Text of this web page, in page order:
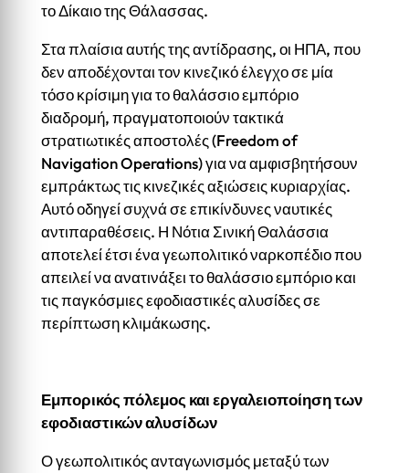
το Δίκαιο της Θάλασσας.
Στα πλαίσια αυτής της αντίδρασης, οι ΗΠΑ, που
δεν αποδέχονται τον κινεζικό έλεγχο σε μία
τόσο κρίσιμη για το θαλάσσιο εμπόριο
διαδρομή, πραγματοποιούν τακτικά
στρατιωτικές αποστολές (Freedom of
Navigation Operations) για να αμφισβητήσουν
εμπράκτως τις κινεζικές αξιώσεις κυριαρχίας.
Αυτό οδηγεί συχνά σε επικίνδυνες ναυτικές
αντιπαραθέσεις. Η Νότια Σινική Θαλάσσια
αποτελεί έτσι ένα γεωπολιτικό ναρκοπέδιο που
απειλεί να ανατινάξει το θαλάσσιο εμπόριο και
τις παγκόσμιες εφοδιαστικές αλυσίδες σε
περίπτωση κλιμάκωσης.
Εμπορικός πόλεμος και εργαλειοποίηση των
εφοδιαστικών αλυσίδων
Ο γεωπολιτικός ανταγωνισμός μεταξύ των